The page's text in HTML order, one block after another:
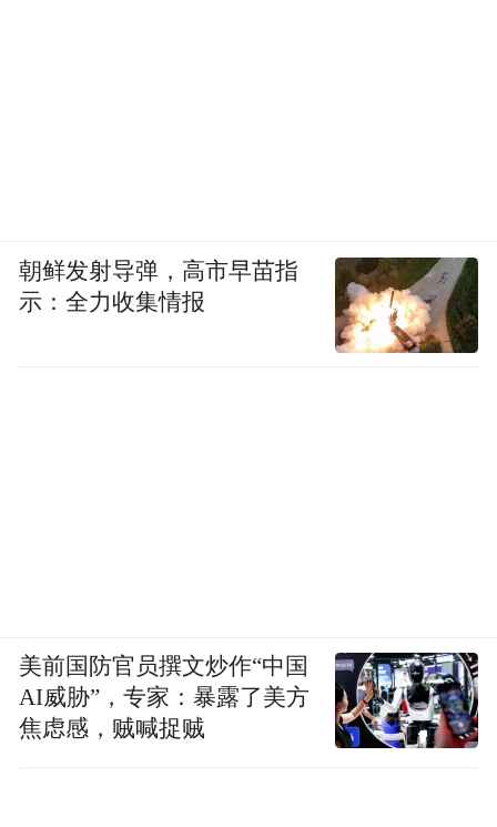
朝鲜发射导弹，高市早苗指
示：全力收集情报
美前国防官员撰文炒作“中国
AI威胁”，专家：暴露了美方
焦虑感，贼喊捉贼